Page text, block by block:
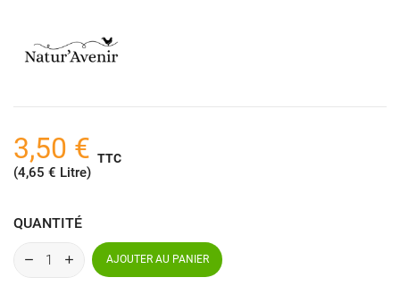
3,50 €
(4,65 € Litre)
TTC
QUANTITÉ
AJOUTER AU PANIER